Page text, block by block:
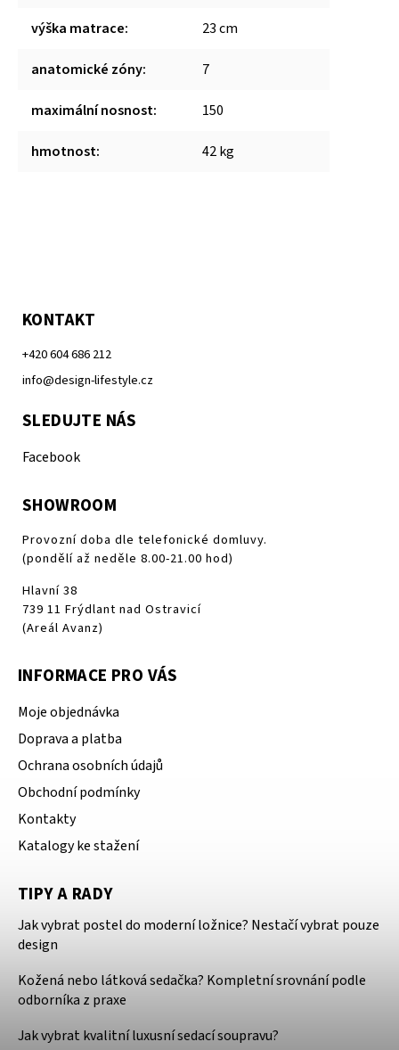
výška matrace: 23 cm
anatomické zóny: 7
maximální nosnost: 150
hmotnost: 42 kg
KONTAKT
+420 604 686 212
info@design-lifestyle.cz
SLEDUJTE NÁS
Facebook
SHOWROOM
Provozní doba dle telefonické domluvy.
(pondělí až neděle 8.00-21.00 hod)
Hlavní 38
739 11 Frýdlant nad Ostravicí
(Areál Avanz)
INFORMACE PRO VÁS
Moje objednávka
Doprava a platba
Ochrana osobních údajů
Obchodní podmínky
Kontakty
Katalogy ke stažení
TIPY A RADY
Jak vybrat postel do moderní ložnice? Nestačí vybrat pouze
design
Kožená nebo látková sedačka? Kompletní srovnání podle
odborníka z praxe
Jak vybrat kvalitní luxusní sedací soupravu?